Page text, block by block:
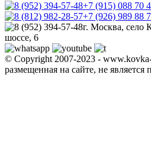
+7 (915) 088 70
+7 (926) 989 88
г. Москва, село
шоссе, 6
© Copyright 2007-2023 -
размещенная на сайте, не